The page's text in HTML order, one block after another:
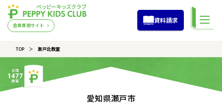
会員専用サイト
資料請求
TOP 瀬戸北教室
愛知県瀬戸市